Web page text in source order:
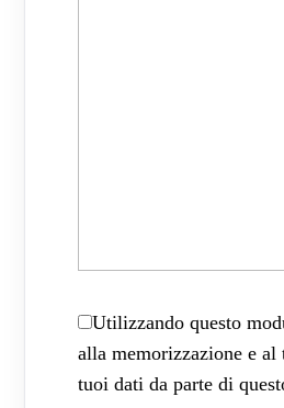
Utilizzando questo
alla memorizzazione e al
tuoi dati da parte di